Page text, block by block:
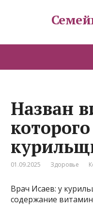
Назван
01.09.2025 Здоровье
Врач Исаев: у
содержание